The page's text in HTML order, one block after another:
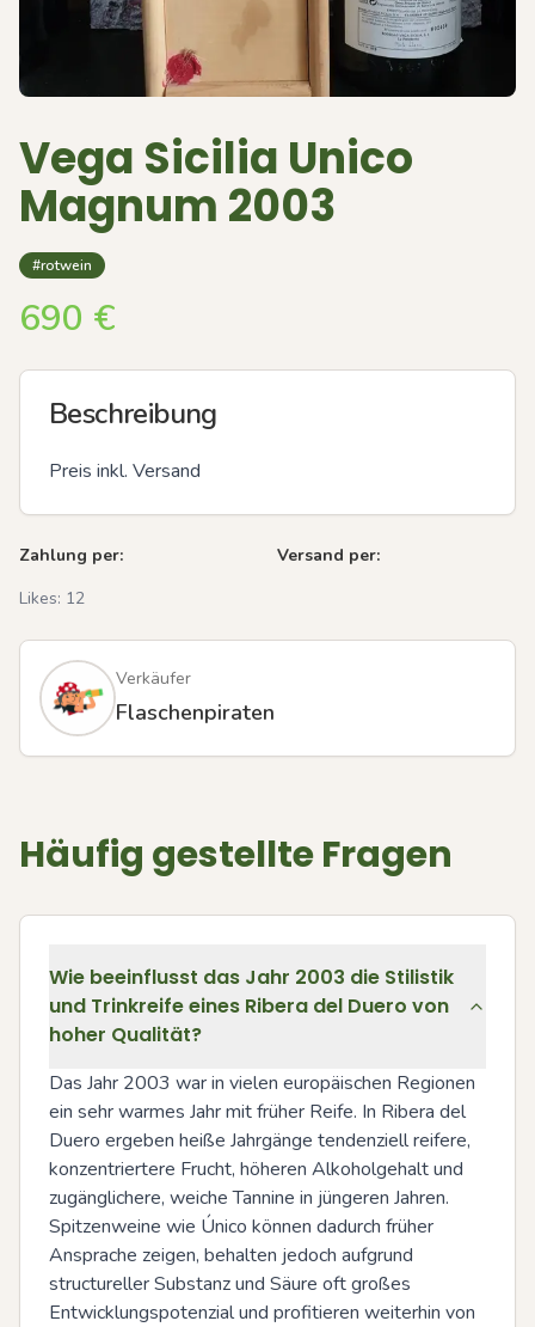
Vega Sicilia Unico
Magnum 2003
#rotwein
690 €
Beschreibung
Preis inkl. Versand
Zahlung per:
Versand per:
Likes: 12
Verkäufer
Flaschenpiraten
Häufig gestellte Fragen
Wie beeinflusst das Jahr 2003 die Stilistik
und Trinkreife eines Ribera del Duero von
hoher Qualität?
Das Jahr 2003 war in vielen europäischen Regionen
ein sehr warmes Jahr mit früher Reife. In Ribera del
Duero ergeben heiße Jahrgänge tendenziell reifere,
konzentriertere Frucht, höheren Alkoholgehalt und
zugänglichere, weiche Tannine in jüngeren Jahren.
Spitzenweine wie Único können dadurch früher
Ansprache zeigen, behalten jedoch aufgrund
structureller Substanz und Säure oft großes
Entwicklungspotenzial und profitieren weiterhin von